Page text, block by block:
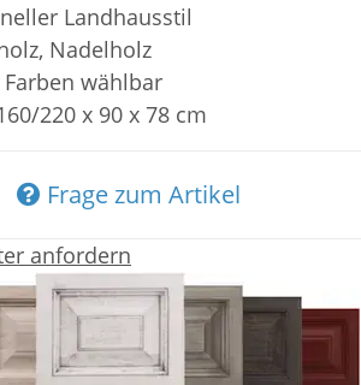
Landhausstil
Nadelholz
wählbar
220 x 90 x 78 cm
Frage zum Artikel
anfordern